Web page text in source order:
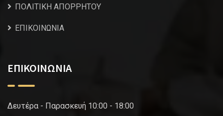
ΠΟΛΙΤΙΚΗ ΑΠΟΡΡΗΤΟΥ
ΕΠΙΚΟΙΝΩΝΙΑ
ΕΠΙΚΟΙΝΩΝΙΑ
Δευτέρα - Παρασκευή 10:00 - 18:00